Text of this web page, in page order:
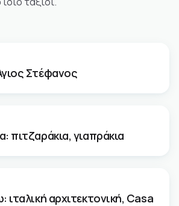
Στέφανος
πιτζαράκια, γιαπράκια
ιταλική αρχιτεκτονική, Casa